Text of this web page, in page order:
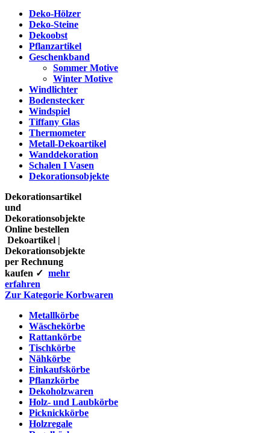
Deko-Hölzer
Deko-Steine
Dekoobst
Pflanzartikel
Geschenkband
Sommer Motive
Winter Motive
Windlichter
Bodenstecker
Windspiel
Tiffany Glas
Thermometer
Metall-Dekoartikel
Wanddekoration
Schalen I Vasen
Dekorationsobjekte
Dekorationsartikel
und
Dekorationsobjekte
Online bestellen
Dekoartikel |
Dekorationsobjekte
per Rechnung
kaufen ✓ mehr
erfahren
Zur Kategorie Korbwaren
Metallkörbe
Wäschekörbe
Rattankörbe
Tischkörbe
Nähkörbe
Einkaufskörbe
Pflanzkörbe
Dekoholzwaren
Holz- und Laubkörbe
Picknickkörbe
Holzregale